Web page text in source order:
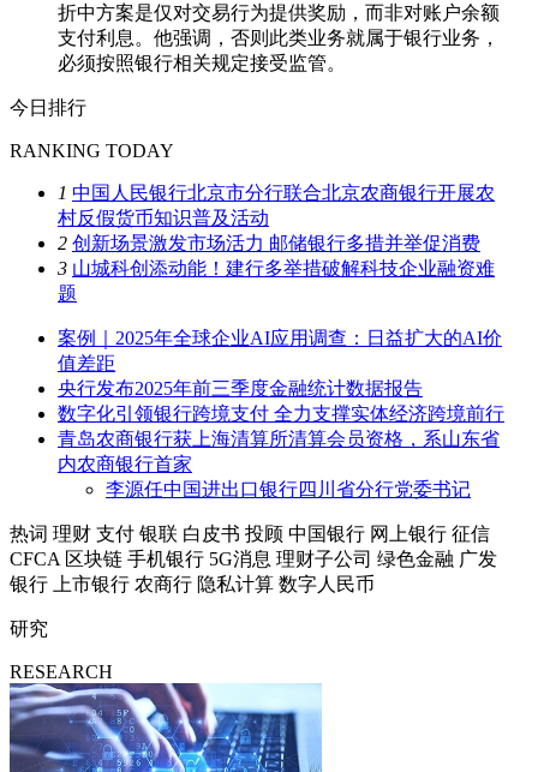
折中方案是仅对交易行为提供奖励，而非对账户余额
支付利息。他强调，否则此类业务就属于银行业务，
必须按照银行相关规定接受监管。
今日排行
RANKING TODAY
1 中国人民银行北京市分行联合北京农商银行开展农
村反假货币知识普及活动
2 创新场景激发市场活力 邮储银行多措并举促消费
3 山城科创添动能！建行多举措破解科技企业融资难
题
案例｜2025年全球企业AI应用调查：日益扩大的AI价
值差距
央行发布2025年前三季度金融统计数据报告
数字化引领银行跨境支付 全力支撑实体经济跨境前行
青岛农商银行获上海清算所清算会员资格，系山东省
内农商银行首家
李源任中国进出口银行四川省分行党委书记
热词 理财 支付 银联 白皮书 投顾 中国银行 网上银行 征信
CFCA 区块链 手机银行 5G消息 理财子公司 绿色金融 广发
银行
上市银行 农商行 隐私计算 数字人民币
研究
RESEARCH